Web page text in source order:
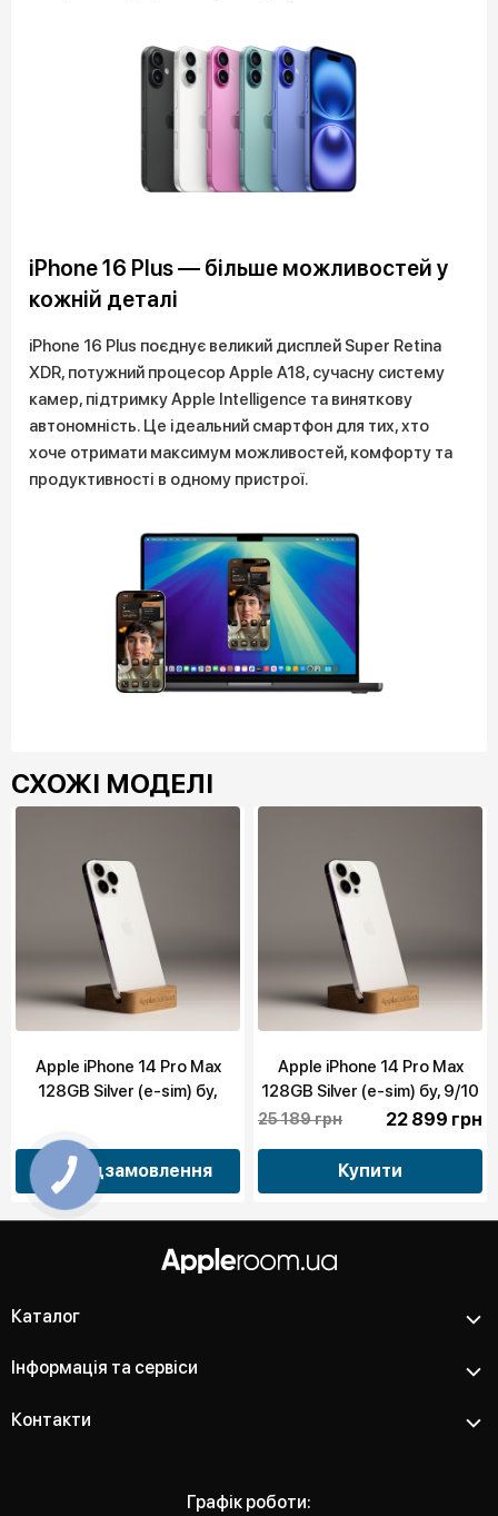
iPhone 16 Plus — більше можливостей у
кожній деталі
iPhone 16 Plus поєднує великий дисплей Super Retina
XDR, потужний процесор Apple A18, сучасну систему
камер, підтримку Apple Intelligence та виняткову
автономність. Це ідеальний смартфон для тих, хто
хоче отримати максимум можливостей, комфорту та
продуктивності в одному пристрої.
СХОЖІ МОДЕЛІ
Apple iPhone 14 Pro Max
128GB Silver (e-sim) бу,
Передзамовлення
Apple iPhone 14 Pro Max
128GB Silver (e-sim) бу, 9/10
25 189 грн 22 899 грн
Купити
Каталог
Інформація та сервіси
Контакти
Графік роботи: